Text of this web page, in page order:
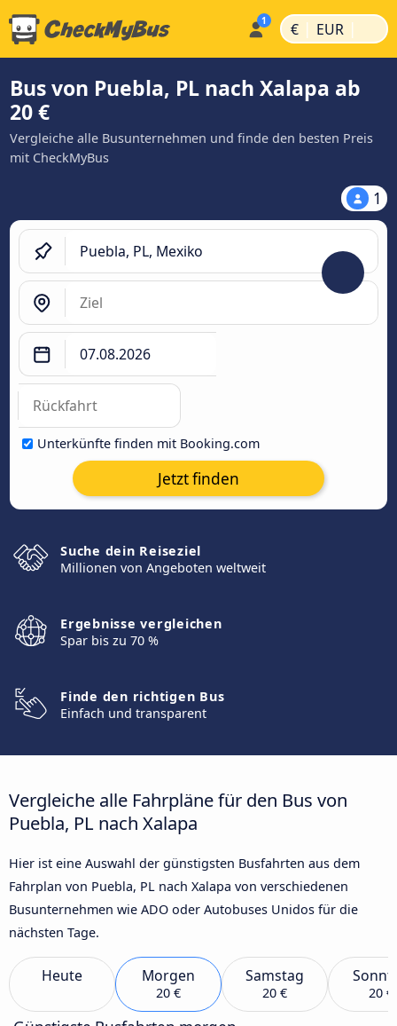
€ | EUR |
Bus von Puebla, PL nach Xalapa ab
20 €
Vergleiche alle Busunternehmen und finde den besten Preis
mit CheckMyBus
1
Unterkünfte finden mit Booking.com
Jetzt finden
Suche dein Reiseziel
Millionen von Angeboten weltweit
Ergebnisse vergleichen
Spar bis zu 70 %
Finde den richtigen Bus
Einfach und transparent
Vergleiche alle Fahrpläne für den Bus von
Puebla, PL nach Xalapa
Hier ist eine Auswahl der günstigsten Busfahrten aus dem
Fahrplan von Puebla, PL nach Xalapa von verschiedenen
Busunternehmen wie ADO oder Autobuses Unidos für die
nächsten Tage.
Heute Morgen
20 €
Samstag
20 € 20 €